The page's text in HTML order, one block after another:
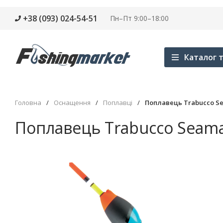
+38 (093) 024-54-51 Пн–Пт 9:00–18:00
Каталог
Головна / Оснащення / Поплавці / Поплавець Trabucco
Поплавець Trabucco